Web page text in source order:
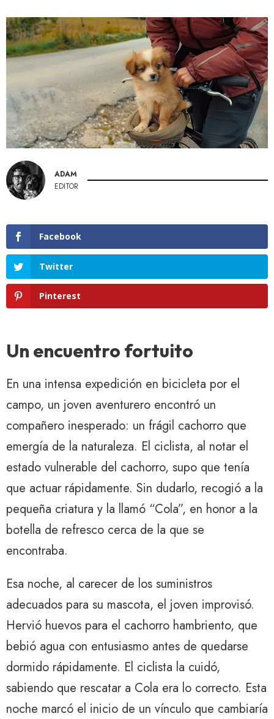
ADAM
EDITOR
Facebook
Twitter
Pinterest
Un encuentro fortuito
En una intensa expedición en bicicleta por el
campo, un joven aventurero encontró un
compañero inesperado: un frágil cachorro que
emergía de la naturaleza. El ciclista, al notar el
estado vulnerable del cachorro, supo que tenía
que actuar rápidamente. Sin dudarlo, recogió a la
pequeña criatura y la llamó “Cola”, en honor a la
botella de refresco cerca de la que se
encontraba.
Esa noche, al carecer de los suministros
adecuados para su mascota, el joven improvisó.
Hervió huevos para el cachorro hambriento, que
bebió agua con entusiasmo antes de quedarse
dormido rápidamente. El ciclista la cuidó,
sabiendo que rescatar a Cola era lo correcto. Esta
noche marcó el inicio de un vínculo que cambiaría